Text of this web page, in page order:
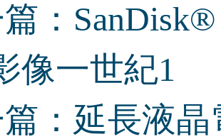
篇：
像一世紀1
：延長液